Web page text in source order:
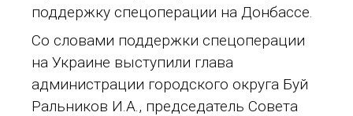
поддержку спецоперации на Донбассе.
Со словами поддержки спецоперации
на Украине выступили глава
администрации городского округа Буй
Ральников И.А., председатель Совета